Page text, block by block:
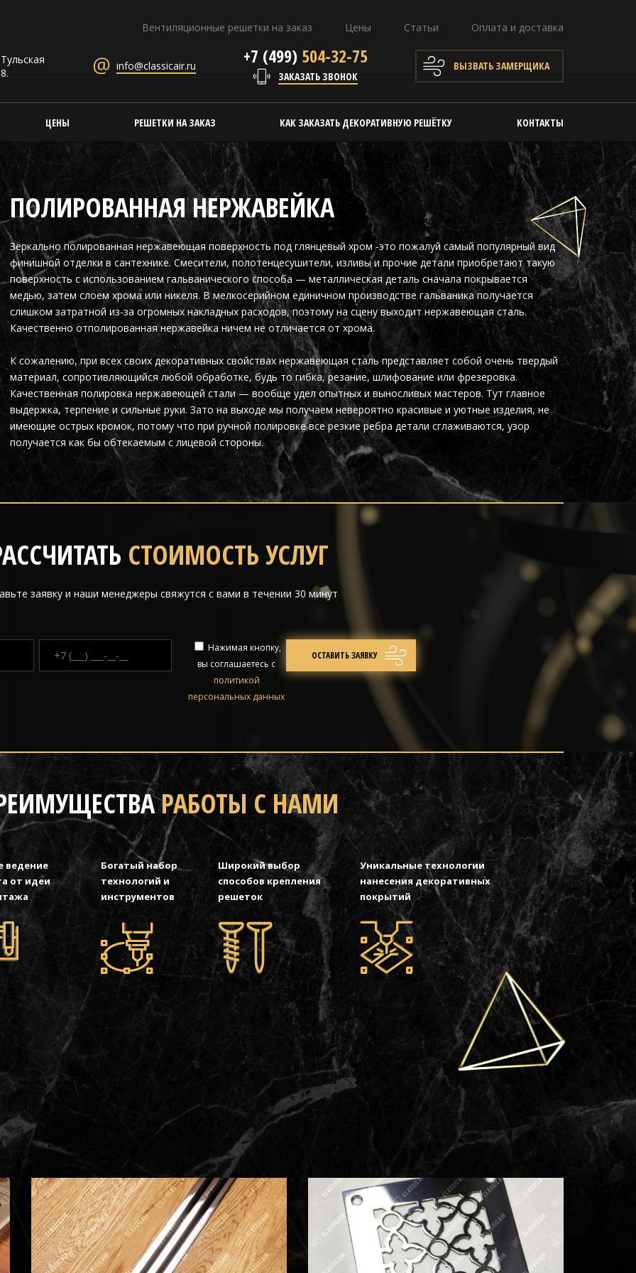
Вентиляционные решетки на заказ Цены Статьи Оплата и доставка
info@classicair.ru +7 (499)504-32-75
ЗАКАЗАТЬ ЗВОНОК
ВЫЗВАТЬ ЗАМЕРЩИКА
ЦЕНЫ РЕШЕТКИ НА ЗАКАЗ КАК ЗАКАЗАТЬ ДЕКОРАТИВНУЮ РЕШЁТКУ КОНТАКТЫ
ПОЛИРОВАННАЯ НЕРЖАВЕЙКА
Зеркально полированная нержавеющая поверхность под глянцевый хром -это пожалуй самый популярный вид
финишной отделки в сантехнике. Смесители, полотенцесушители, изливы и прочие детали приобретают такую
поверхность с использованием гальванического способа — металлическая деталь сначала покрывается
медью, затем слоем хрома или никеля. В мелкосерийном единичном производстве гальваника получается
слишком затратной из-за огромных накладных расходов, поэтому на сцену выходит нержавеющая сталь.
Качественно отполированная нержавейка ничем не отличается от хрома.
К сожалению, при всех своих декоративных свойствах нержавеющая сталь представляет собой очень твердый
материал, сопротивляющийся любой обработке, будь то гибка, резание, шлифование или фрезеровка.
Качественная полировка нержавеющей стали — вообще удел опытных и выносливых мастеров. Тут главное
выдержка, терпение и сильные руки. Зато на выходе мы получаем невероятно красивые и уютные изделия, не
имеющие острых кромок, потому что при ручной полировке все резкие ребра детали сглаживаются, узор
получается как бы обтекаемым с лицевой стороны.
СТОИМОСТЬ УСЛУГ
заявку и наши менеджеры свяжутся с вами в течении 30 минут
Нажимая кнопку,
вы соглашаетесь с
политикой
персональных данных
РАБОТЫ С НАМИ
ведение
от идеи
Богатый набор
технологий и
инструментов
Широкий выбор
способов крепления
решеток
Уникальные технологии
нанесения декоративных
покрытий